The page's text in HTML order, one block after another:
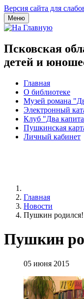
Версия сайта для
Меню
Псковская
детей и
Главная
О библиотеке
Музей романа
Электронный
Клуб "Два
Пушкинская
Личный кабинет
Главная
Новости
Пушкин родился!
Пушкин
05 июня 2015